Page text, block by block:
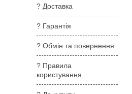
? Доставка
? Гарантія
? Обмін та повернення
? Правила
користування